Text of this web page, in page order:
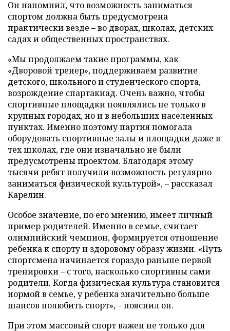
Он напомнил, что возможность заниматься
спортом должна быть предусмотрена
практически везде – во дворах, школах, детских
садах и общественных пространствах.
«Мы продолжаем такие программы, как
«Дворовой тренер», поддерживаем развитие
детского, школьного и студенческого спорта,
возрождение спартакиад. Очень важно, чтобы
спортивные площадки появлялись не только в
крупных городах, но и в небольших населенных
пунктах. Именно поэтому партия помогала
оборудовать спортивные залы и площадки даже в
тех школах, где они изначально не были
предусмотрены проектом. Благодаря этому
тысячи ребят получили возможность регулярно
заниматься физической культурой», – рассказал
Карелин.
Особое значение, по его мнению, имеет личный
пример родителей. Именно в семье, считает
олимпийский чемпион, формируется отношение
ребенка к спорту и здоровому образу жизни. «Путь
спортсмена начинается гораздо раньше первой
тренировки – с того, насколько спортивны сами
родители. Когда физическая культура становится
нормой в семье, у ребенка значительно больше
шансов полюбить спорт», – пояснил он.
При этом массовый спорт важен не только для